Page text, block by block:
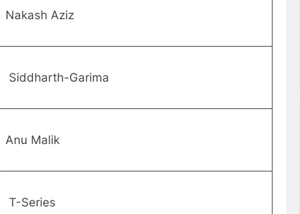
Nakash Aziz
Siddharth-Garima
Anu Malik
T-Series